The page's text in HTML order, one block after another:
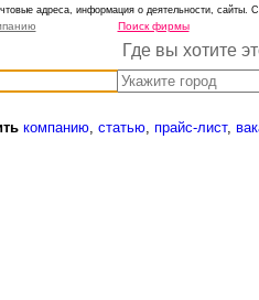
адреса, информация о деятельности, сайты.
Поиск фирмы
Где вы хотите
компанию, статью, прайс-лист,